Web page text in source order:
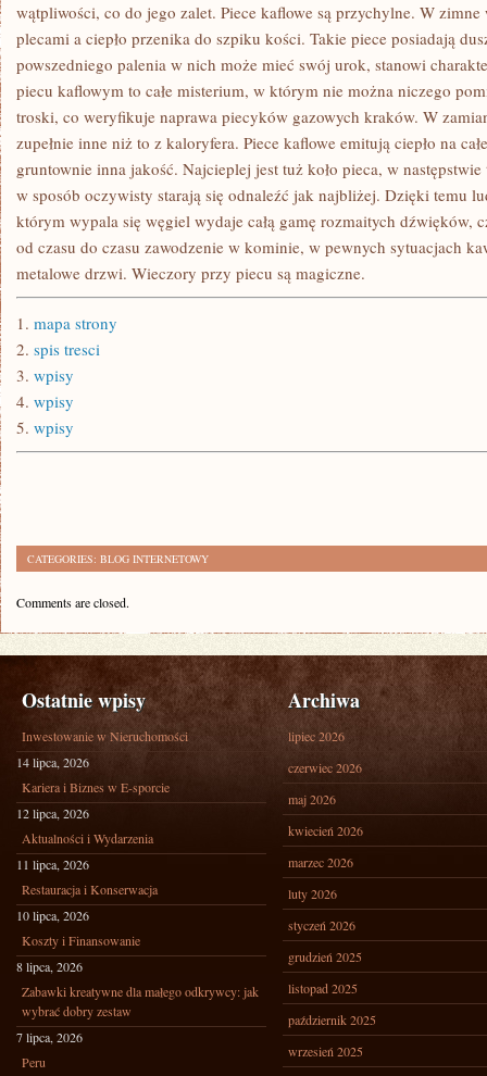
WŁASNYM
MIESZKANIA
wątpliwości, co do jego zalet. Piece kaflowe są przychylne. W
plecami a ciepło przenika do szpiku kości. Takie piece posiadają
powszedniego palenia w nich może mieć swój urok, stanowi
piecu kaflowym to całe misterium, w którym nie można niczego
troski, co weryfikuje naprawa piecyków gazowych kraków. W
zupełnie inne niż to z kaloryfera. Piece kaflowe emitują ciepło na
gruntownie inna jakość. Najcieplej jest tuż koło pieca, w
w sposób oczywisty starają się odnaleźć jak najbliżej. Dzięki temu
którym wypala się węgiel wydaje całą gamę rozmaitych dźwięków,
od czasu do czasu zawodzenie w kominie, w pewnych sytuacjach
metalowe drzwi. Wieczory przy piecu są magiczne.
1. mapa strony
2. spis tresci
3. wpisy
4. wpisy
5. wpisy
CATEGORIES: BLOG INTERNETOWY
Comments are closed.
Ostatnie wpisy
Inwestowanie w Nieruchomości
14 lipca, 2026
Kariera i Biznes w E-sporcie
12 lipca, 2026
Aktualności i Wydarzenia
11 lipca, 2026
Restauracja i Konserwacja
10 lipca, 2026
Koszty i Finansowanie
8 lipca, 2026
Zabawki kreatywne dla małego odkrywcy: jak
wybrać dobry zestaw
7 lipca, 2026
Peru
Archiwa
lipiec 2026
czerwiec 2026
maj 2026
kwiecień 2026
marzec 2026
luty 2026
styczeń 2026
grudzień 2025
listopad 2025
październik 2025
wrzesień 2025